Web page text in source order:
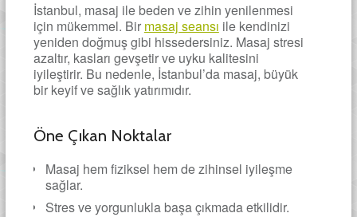
İstanbul, masaj ile beden ve zihin yenilenmesi
için mükemmel. Bir masaj seansı ile kendinizi
yeniden doğmuş gibi hissedersiniz. Masaj stresi
azaltır, kasları gevşetir ve uyku kalitesini
iyileştirir. Bu nedenle, İstanbul’da masaj, büyük
bir keyif ve sağlık yatırımıdır.
Öne Çıkan Noktalar
Masaj hem fiziksel hem de zihinsel iyileşme
sağlar.
Stres ve yorgunlukla başa çıkmada etkilidir.